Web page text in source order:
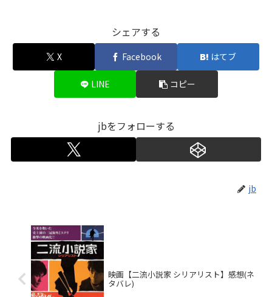
シェアする
X Facebook はてブ
LINE コピー
jbをフォローする
jb
映画【二流小説家 シリアリスト】感想(ネ
タバレ)